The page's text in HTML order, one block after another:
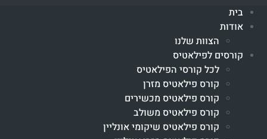
בית
אודות
הצוות שלנו
קורסים לפילאטיס
לכל קורסי הפילאטיס
קורס פילאטיס מזרן
קורס פילאטיס מכשירים
קורס פילאטיס משולב
קורס פילאטיס שיקומי אונליין